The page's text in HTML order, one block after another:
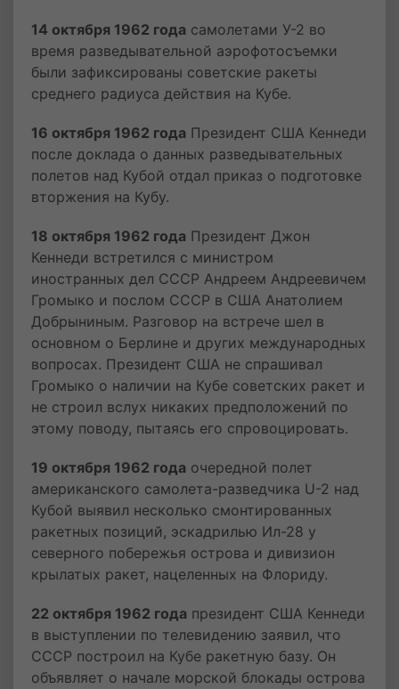
14 октября 1962 года самолетами У-2 во
время разведывательной аэрофотосъемки
были зафиксированы советские ракеты
среднего радиуса действия на Кубе.
16 октября 1962 года Президент США Кеннеди
после доклада о данных разведывательных
полетов над Кубой отдал приказ о подготовке
вторжения на Кубу.
18 октября 1962 года Президент Джон
Кеннеди встретился с министром
иностранных дел СССР Андреем Андреевичем
Громыко и послом СССР в США Анатолием
Добрыниным. Разговор на встрече шел в
основном о Берлине и других международных
вопросах. Президент США не спрашивал
Громыко о наличии на Кубе советских ракет и
не строил вслух никаких предположений по
этому поводу, пытаясь его спровоцировать.
19 октября 1962 года очередной полет
американского самолета-разведчика U-2 над
Кубой выявил несколько смонтированных
ракетных позиций, эскадрилью Ил-28 у
северного побережья острова и дивизион
крылатых ракет, нацеленных на Флориду.
22 октября 1962 года президент США Кеннеди
в выступлении по телевидению заявил, что
СССР построил на Кубе ракетную базу. Он
объявляет о начале морской блокады острова